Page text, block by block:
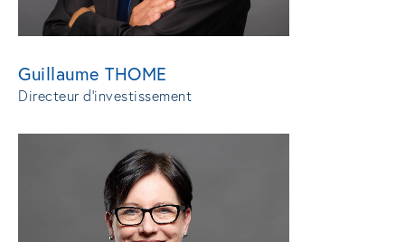
Guillaume THOME
Directeur d'investissement